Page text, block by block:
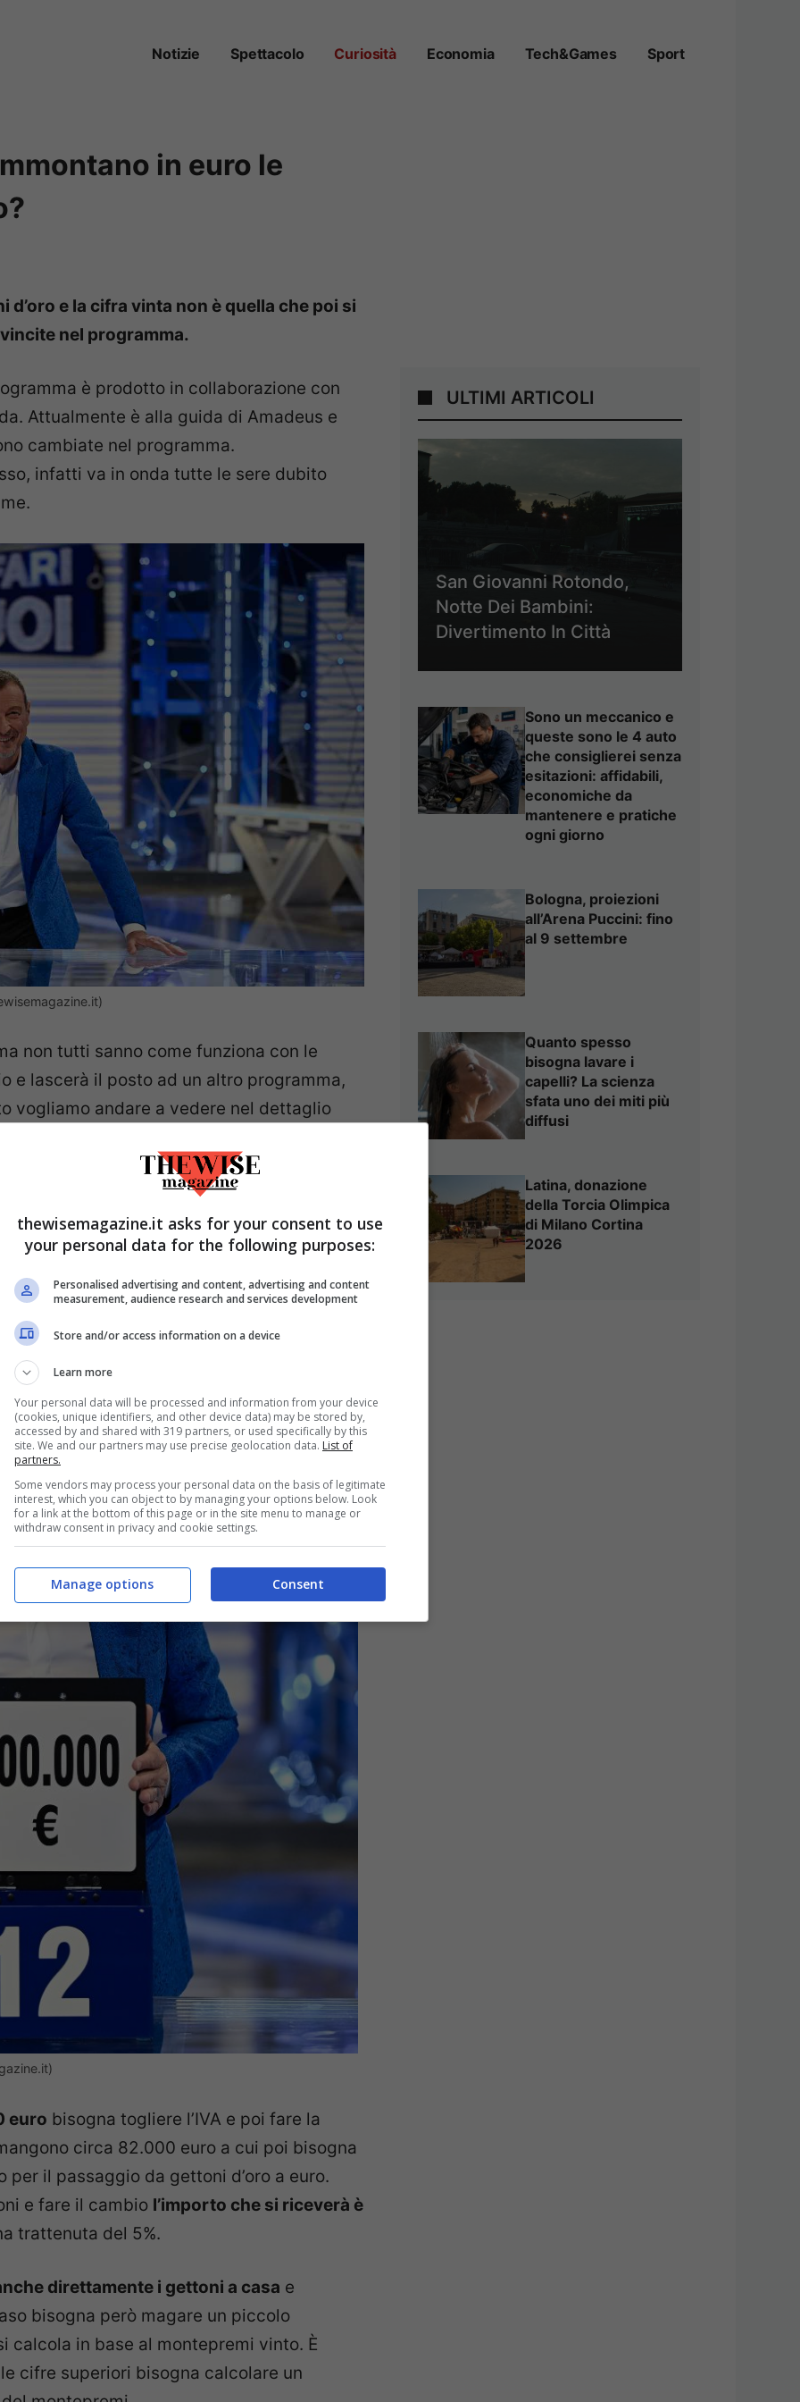
Notizie Spettacolo Curiosità Economia Tech&Games Sport
in euro le
e la cifra vinta non è quella che poi si
nel programma.
è prodotto in collaborazione con
Attualmente è alla guida di Amadeus e
cambiate nel programma.
infatti va in onda tutte le sere dubito
non tutti sanno come funziona con le
e lascerà il posto ad un altro programma,
vogliamo andare a vedere nel dettaglio
del programma,
non è la stessa di quella che si legge
ecco quanto valgono
non sono pagati in contanti e vengono
programma televisivo si hanno dei premi,
cifra che si vince rispetto a quella che si
ora a vedere
coniati con il prezioso materiale il cui
viene inciso il logo dell’azienda, che
dei gettoni d’oro è complessivamente
sottrarre il 22% di IVA che la rete
euro bisogna togliere l’IVA e poi fare la
circa 82.000 euro a cui poi bisogna
il passaggio da gettoni d’oro a euro.
e fare il cambio l’importo che si riceverà è
trattenuta del 5%.
direttamente i gettoni a casa e
bisogna però magare un piccolo
calcola in base al montepremi vinto. È
cifre superiori bisogna calcolare un
ULTIMI ARTICOLI
San Giovanni Rotondo,
Notte Dei Bambini:
Divertimento In Città
Sono un meccanico e
queste sono le 4 auto
che consiglierei senza
esitazioni: affidabili,
economiche da
mantenere e pratiche
ogni giorno
Bologna, proiezioni
all’Arena Puccini: fino
al 9 settembre
Quanto spesso
bisogna lavare i
capelli? La scienza
sfata uno dei miti più
diffusi
Latina, donazione
della Torcia Olimpica
di Milano Cortina
2026
thewisemagazine.it asks for your consent to use
your personal data for the following purposes:
Personalised advertising and content, advertising and content
measurement, audience research and services development
Store and/or access information on a device
Learn more
Your personal data will be processed and information from your device
(cookies, unique identifiers, and other device data) may be stored by,
accessed by and shared with 319 partners, or used specifically by this
site. We and our partners may use precise geolocation data. List of
partners.
Some vendors may process your personal data on the basis of legitimate
interest, which you can object to by managing your options below. Look
for a link at the bottom of this page or in the site menu to manage or
withdraw consent in privacy and cookie settings.
Consent
Manage options